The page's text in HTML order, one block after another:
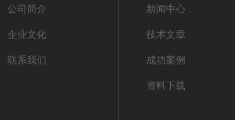
公司简介
企业文化
联系我们
新闻中心
技术文章
成功案例
资料下载